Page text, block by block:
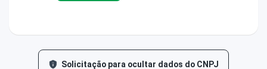
Solicitação para ocultar dados do CNPJ